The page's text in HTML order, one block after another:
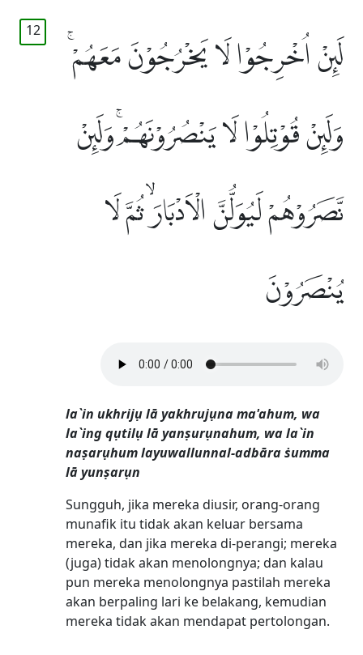
12
لَىِٕنْ اُخْرِجُوْا لَا يَخْرُجُوْنَ مَعَهُمْۚ
وَلَىِٕنْ قُوْتِلُوْا لَا يَنْصُرُوْنَهُمْۚ وَلَىِٕنْ
نَّصَرُوْهُمْ لَيُوَلُّنَّ الْاَدْبَارَۙ ثُمَّ لَا
يُنْصَرُوْنَ
la`in ukhrijụ lā yakhrujụna ma'ahum, wa
la`ing qụtilụ lā yanṣurụnahum, wa la`in
naṣarụhum layuwallunnal-adbāra ṡumma
lā yunṣarụn
Sungguh, jika mereka diusir, orang-orang
munafik itu tidak akan keluar bersama
mereka, dan jika mereka di-perangi; mereka
(juga) tidak akan menolongnya; dan kalau
pun mereka menolongnya pastilah mereka
akan berpaling lari ke belakang, kemudian
mereka tidak akan mendapat pertolongan.